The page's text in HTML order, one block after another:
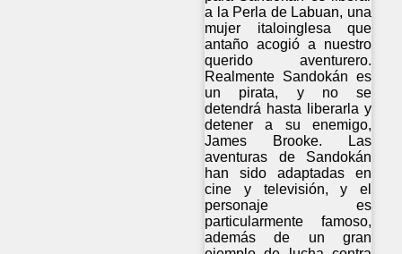
a la Perla de Labuan, una
mujer italoinglesa que
antaño acogió a nuestro
querido aventurero.
Realmente Sandokán es
un pirata, y no se
detendrá hasta liberarla y
detener a su enemigo,
James Brooke. Las
aventuras de Sandokán
han sido adaptadas en
cine y televisión, y el
personaje es
particularmente famoso,
además de un gran